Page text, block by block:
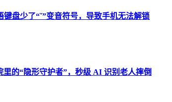
盘少了“ˇ”变音符号，导致手机无法解锁
的“隐形守护者”，秒级 AI 识别老人摔倒